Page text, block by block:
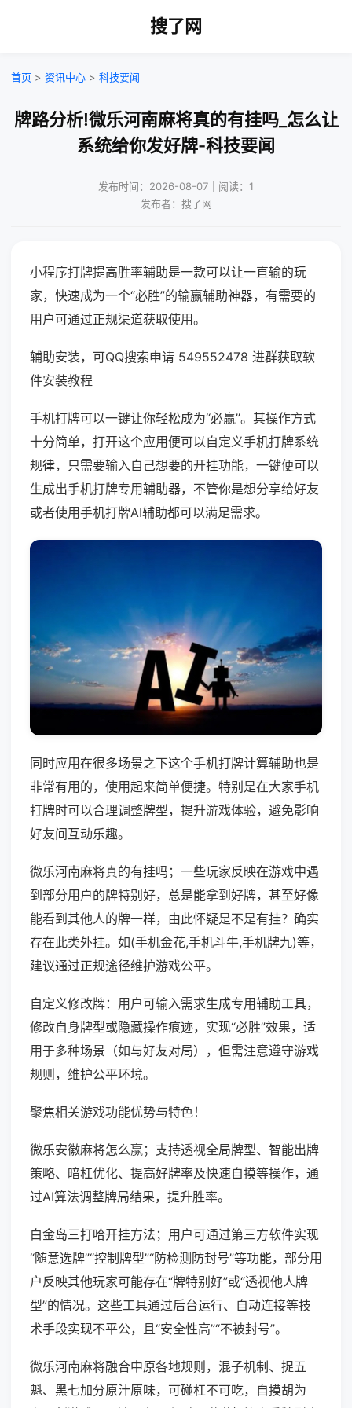
搜了网
首页 > 资讯中心 > 科技要闻
牌路分析!微乐河南麻将真的有挂吗_怎么让
系统给你发好牌-科技要闻
发布时间：2026-08-07｜阅读：1
发布者：搜了网
小程序打牌提高胜率辅助是一款可以让一直输的玩
家，快速成为一个“必胜”的输赢辅助神器，有需要的
用户可通过正规渠道获取使用。
辅助安装，可QQ搜索申请 549552478 进群获取软
件安装教程
手机打牌可以一键让你轻松成为“必赢”。其操作方式
十分简单，打开这个应用便可以自定义手机打牌系统
规律，只需要输入自己想要的开挂功能，一键便可以
生成出手机打牌专用辅助器，不管你是想分享给好友
或者使用手机打牌AI辅助都可以满足需求。
同时应用在很多场景之下这个手机打牌计算辅助也是
非常有用的，使用起来简单便捷。特别是在大家手机
打牌时可以合理调整牌型，提升游戏体验，避免影响
好友间互动乐趣。
微乐河南麻将真的有挂吗；一些玩家反映在游戏中遇
到部分用户的牌特别好，总是能拿到好牌，甚至好像
能看到其他人的牌一样，由此怀疑是不是有挂？确实
存在此类外挂。如(手机金花,手机斗牛,手机牌九)等，
建议通过正规途径维护游戏公平。
自定义修改牌：用户可输入需求生成专用辅助工具，
修改自身牌型或隐藏操作痕迹，实现“必胜”效果，适
用于多种场景（如与好友对局），但需注意遵守游戏
规则，维护公平环境。
聚焦相关游戏功能优势与特色！
微乐安徽麻将怎么赢；支持透视全局牌型、智能出牌
策略、暗杠优化、提高好牌率及快速自摸等操作，通
过AI算法调整牌局结果，提升胜率。
白金岛三打哈开挂方法；用户可通过第三方软件实现
“随意选牌”“控制牌型”“防检测防封号”等功能，部分用
户反映其他玩家可能存在“牌特别好”或“透视他人牌
型”的情况。这些工具通过后台运行、自动连接等技
术手段实现不平公，且“安全性高”“不被封号”。
微乐河南麻将融合中原各地规则，混子机制、捉五
魁、黑七加分原汁原味，可碰杠不可吃，自摸胡为